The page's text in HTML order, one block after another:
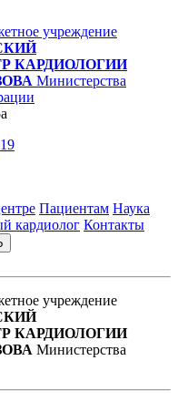
учреждение
КАРДИОЛОГИИ
Министерства
Пациентам Наука
кардиолог Контакты
учреждение
КАРДИОЛОГИИ
Министерства